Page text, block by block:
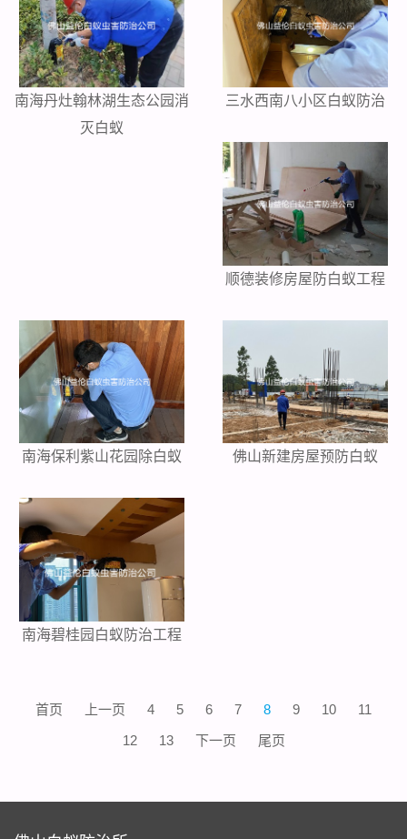
南海丹灶翰林湖生态公园消
灭白蚁
三水西南八小区白蚁防治
顺德装修房屋防白蚁工程
南海保利紫山花园除白蚁 佛山新建房屋预防白蚁
南海碧桂园白蚁防治工程
首页 上一页 4 5 6 7 8 9 10
11
12
13 下一页 尾页